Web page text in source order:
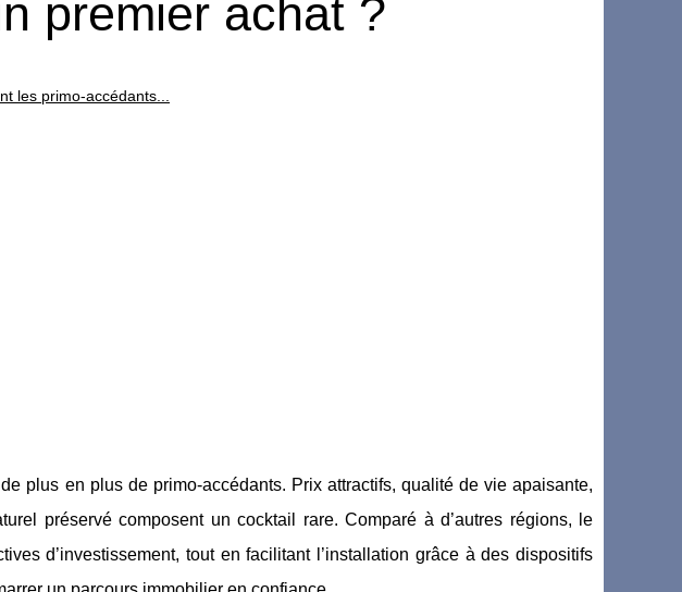
premier achat ?
les primo-accédants...
plus en plus de primo-accédants. Prix attractifs, qualité de vie apaisante,
préservé composent un cocktail rare. Comparé à d’autres régions, le
d’investissement, tout en facilitant l’installation grâce à des dispositifs